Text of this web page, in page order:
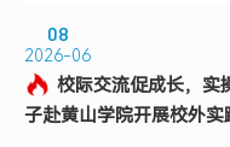
08
2026-06
校际交流促成长，
子赴黄山学院开展校外实